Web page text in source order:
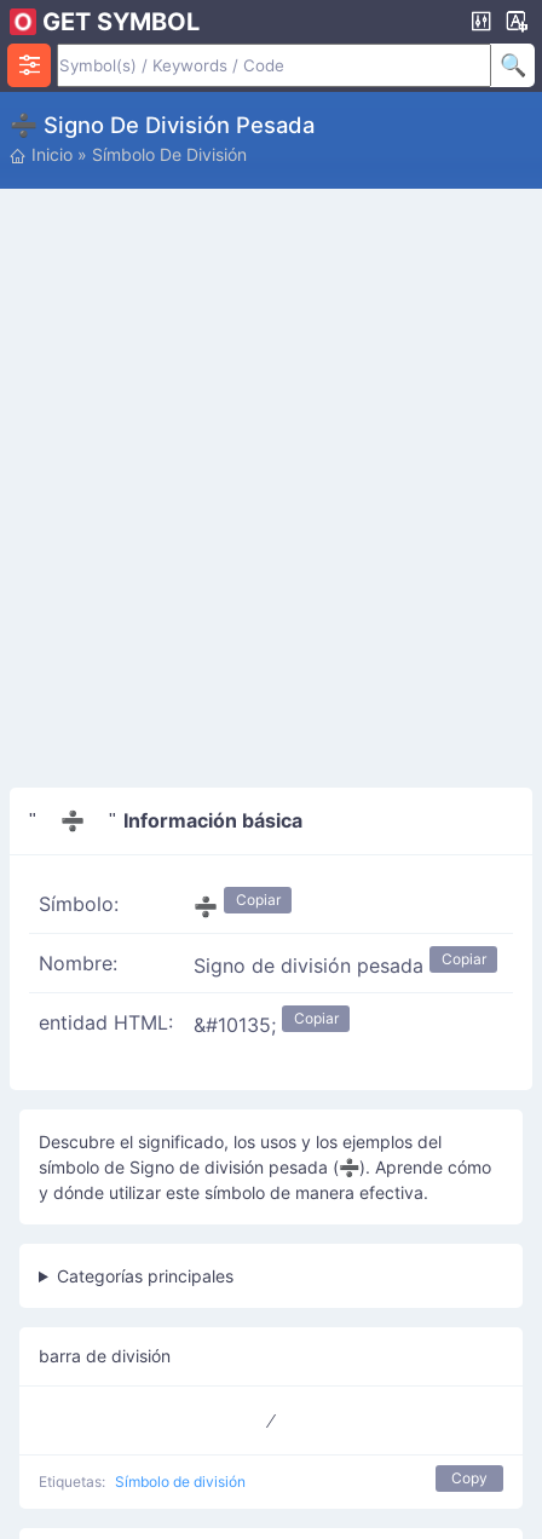
GET SYMBOL
➗ Signo De División Pesada
Inicio » Símbolo De División
" ➗ " Información básica
Símbolo: ➗ Copiar
Nombre: Signo de división pesada Copiar
entidad HTML: &#10135; Copiar
Descubre el significado, los usos y los ejemplos del
símbolo de Signo de división pesada (➗). Aprende cómo
y dónde utilizar este símbolo de manera efectiva.
Categorías principales
barra de división
Etiquetas: Símbolo de división Copy